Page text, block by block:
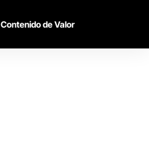
Contenido de Valor